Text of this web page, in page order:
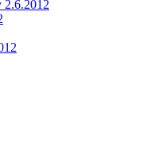
2.6.2012